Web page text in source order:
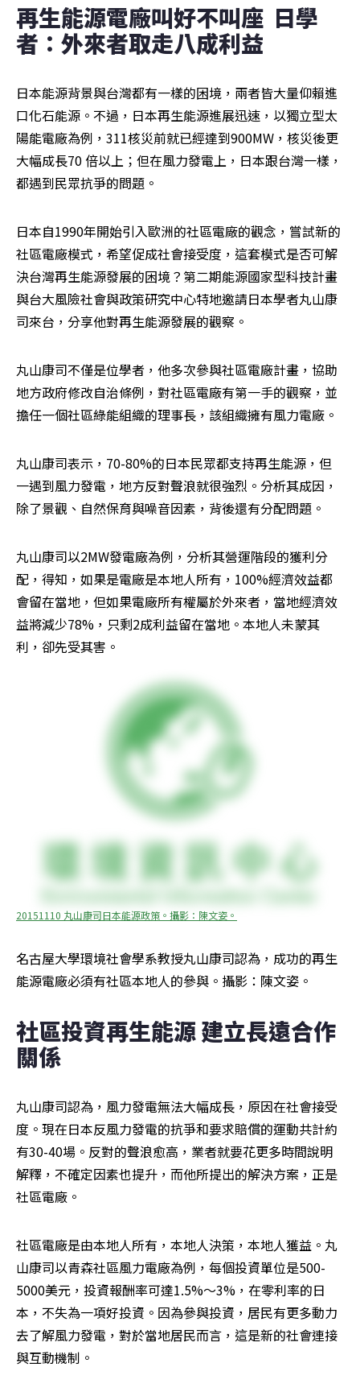
再生能源電廠叫好不叫座  日學
者：外來者取走八成利益
日本能源背景與台灣都有一樣的困境，兩者皆大量仰賴進
口化石能源。不過，日本再生能源進展迅速，以獨立型太
陽能電廠為例，311核災前就已經達到900MW，核災後更
大幅成長70 倍以上；但在風力發電上，日本跟台灣一樣，
都遇到民眾抗爭的問題。
日本自1990年開始引入歐洲的社區電廠的觀念，嘗試新的
社區電廠模式，希望促成社會接受度，這套模式是否可解
決台灣再生能源發展的困境？第二期能源國家型科技計畫
與台大風險社會與政策研究中心特地邀請日本學者丸山康
司來台，分享他對再生能源發展的觀察。
丸山康司不僅是位學者，他多次參與社區電廠計畫，協助
地方政府修改自治條例，對社區電廠有第一手的觀察，並
擔任一個社區綠能組織的理事長，該組織擁有風力電廠。
丸山康司表示，70-80%的日本民眾都支持再生能源，但
一遇到風力發電，地方反對聲浪就很強烈。分析其成因，
除了景觀、自然保育與噪音因素，背後還有分配問題。
丸山康司以2MW發電廠為例，分析其營運階段的獲利分
配，得知，如果是電廠是本地人所有，100%經濟效益都
會留在當地，但如果電廠所有權屬於外來者，當地經濟效
益將減少78%，只剩2成利益留在當地。本地人未蒙其
利，卻先受其害。
20151110 丸山康司日本能源政策。攝影：陳文姿。
名古屋大學環境社會學系教授丸山康司認為，成功的再生
能源電廠必須有社區本地人的參與。攝影：陳文姿。
社區投資再生能源 建立長遠合作
關係
丸山康司認為，風力發電無法大幅成長，原因在社會接受
度。現在日本反風力發電的抗爭和要求賠償的運動共計約
有30-40場。反對的聲浪愈高，業者就要花更多時間說明
解釋，不確定因素也提升，而他所提出的解決方案，正是
社區電廠。
社區電廠是由本地人所有，本地人決策，本地人獲益。丸
山康司以青森社區風力電廠為例，每個投資單位是500-
5000美元，投資報酬率可達1.5%～3%，在零利率的日
本，不失為一項好投資。因為參與投資，居民有更多動力
去了解風力發電，對於當地居民而言，這是新的社會連接
與互動機制。